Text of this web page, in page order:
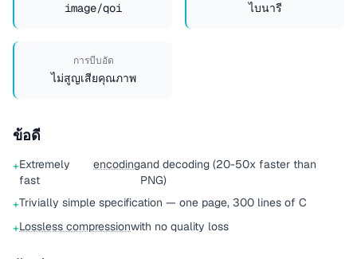
image/qoi ไบนารี
การบีบอัด
ไม่สูญเสียคุณภาพ
ข้อดี
+Extremely
fast
encodingand decoding (20-50x faster than
PNG)
+Trivially simple specification — one page, 300 lines of C
+Lossless compressionwith no quality loss